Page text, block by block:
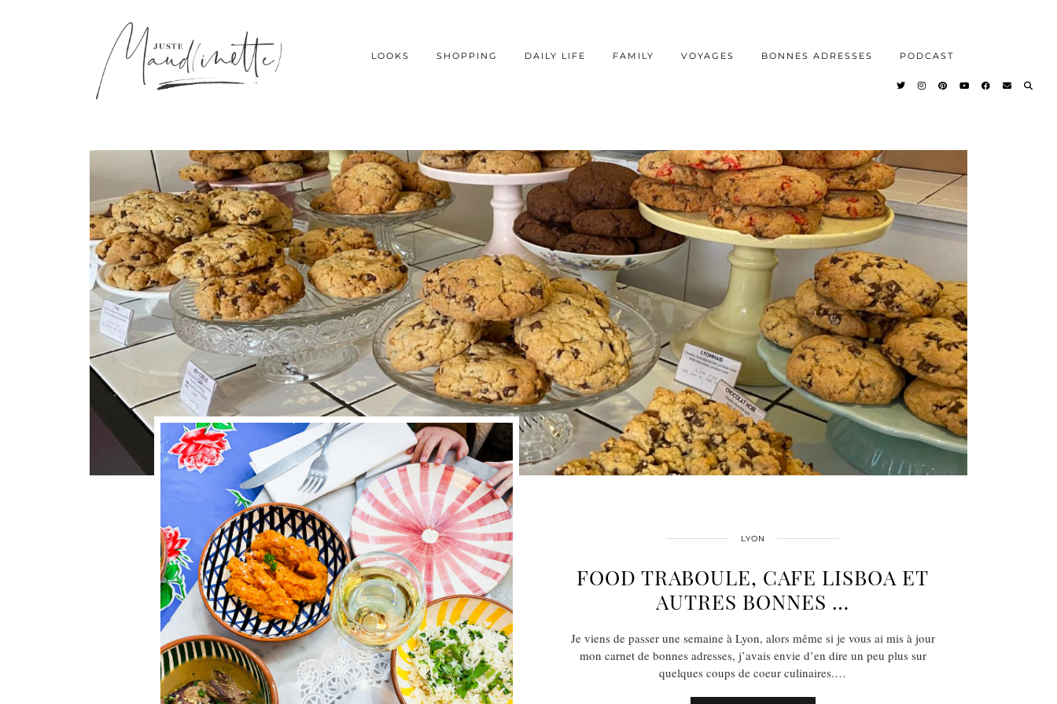
LOOKS SHOPPING DAILY LIFE FAMILY VOYAGES BONNES ADRESSES PODCAST
LYON
FOOD TRABOULE, CAFE LISBOA ET
AUTRES BONNES …
Je viens de passer une semaine à Lyon, alors même si je vous ai mis à jour
mon carnet de bonnes adresses, j’avais envie d’en dire un peu plus sur
quelques coups de coeur culinaires.…